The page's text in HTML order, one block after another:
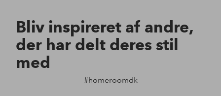
Bliv inspireret af andre,
der har delt deres stil
med
#homeroomdk